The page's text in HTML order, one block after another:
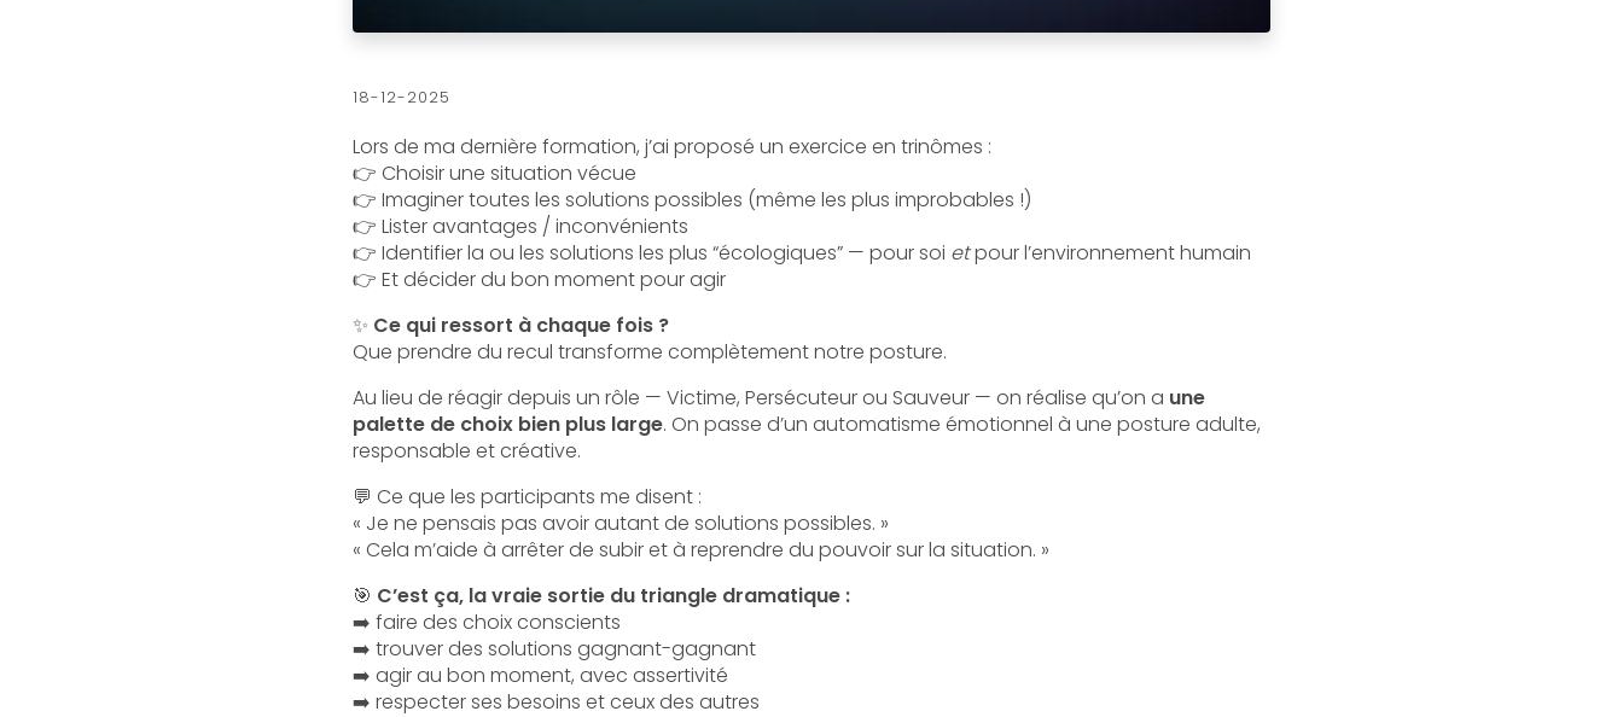
18-12-2025
Lors de ma dernière formation, j’ai proposé un exercice en trinômes :
👉 Choisir une situation vécue
👉 Imaginer toutes les solutions possibles (même les plus improbables !)
👉 Lister avantages / inconvénients
👉 Identifier la ou les solutions les plus “écologiques” — pour soi etpour l’environnement humain
👉 Et décider du bon moment pour agir
✨ Ce qui ressort à chaque fois ?
Que prendre du recul transforme complètement notre posture.
Au lieu de réagir depuis un rôle — Victime, Persécuteur ou Sauveur — on réalise qu’on a une
palette de choix bien plus large. On passe d’un automatisme émotionnel à une posture adulte,
responsable et créative.
💬 Ce que les participants me disent :
« Je ne pensais pas avoir autant de solutions possibles. »
« Cela m’aide à arrêter de subir et à reprendre du pouvoir sur la situation. »
🎯 C’est ça, la vraie sortie du triangle dramatique :
➡️ faire des choix conscients
➡️ trouver des solutions gagnant-gagnant
➡️ agir au bon moment, avec assertivité
➡️ respecter ses besoins et ceux des autres